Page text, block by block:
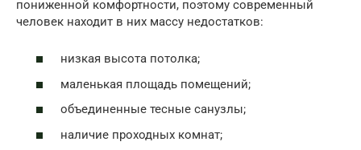
пониженной комфортности, поэтому современный
человек находит в них массу недостатков:
низкая высота потолка;
маленькая площадь помещений;
объединенные тесные санузлы;
наличие проходных комнат;